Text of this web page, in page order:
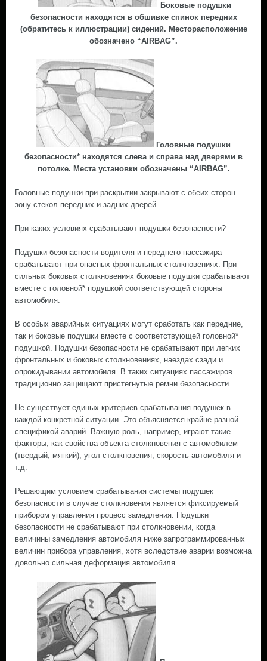
Боковые подушки
безопасности находятся в обшивке спинок передних
(обратитесь к иллюстрации) сидений. Месторасположение
обозначено “AIRBAG”.
Головные подушки
безопасности* находятся слева и справа над дверями в
потолке. Места установки обозначены “AIRBAG”.
Головные подушки при раскрытии закрывают с обеих сторон
зону стекол передних и задних дверей.
При каких условиях срабатывают подушки безопасности?
Подушки безопасности водителя и переднего пассажира
срабатывают при опасных фронтальных столкновениях. При
сильных боковых столкновениях боковые подушки срабатывают
вместе с головной* подушкой соответствующей стороны
автомобиля.
В особых аварийных ситуациях могут сработать как передние,
так и боковые подушки вместе с соответствующей головной*
подушкой. Подушки безопасности не срабатывают при легких
фронтальных и боковых столкновениях, наездах сзади и
опрокидывании автомобиля. В таких ситуациях пассажиров
традиционно защищают пристегнутые ремни безопасности.
Не существует единых критериев срабатывания подушек в
каждой конкретной ситуации. Это объясняется крайне разной
спецификой аварий. Важную роль, например, играют такие
факторы, как свойства объекта столкновения с автомобилем
(твердый, мягкий), угол столкновения, скорость автомобиля и
т.д.
Решающим условием срабатывания системы подушек
безопасности в случае столкновения является фиксируемый
прибором управления процесс замедления. Подушки
безопасности не срабатывают при столкновении, когда
величины замедления автомобиля ниже запрограммированных
величин прибора управления, хотя вследствие аварии возможна
довольно сильная деформация автомобиля.